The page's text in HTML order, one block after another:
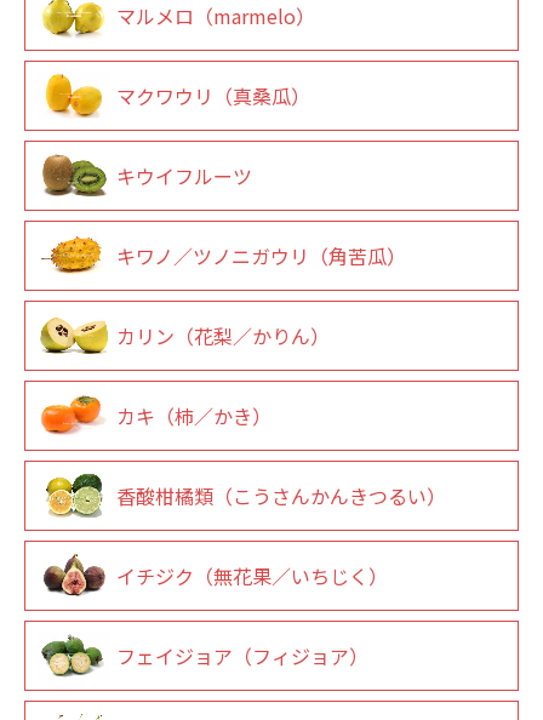
マルメロ（marmelo）
マクワウリ（真桑瓜）
キウイフルーツ
キワノ／ツノニガウリ（角苦瓜）
カリン（花梨／かりん）
カキ（柿／かき）
香酸柑橘類（こうさんかんきつるい）
イチジク（無花果／いちじく）
フェイジョア（フィジョア）